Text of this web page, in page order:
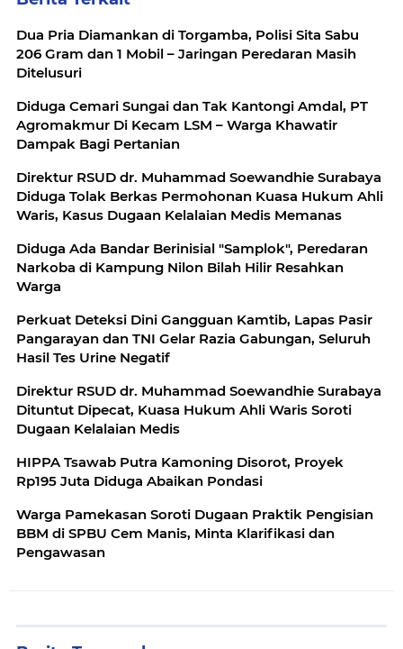
Dua Pria Diamankan di Torgamba, Polisi Sita Sabu
206 Gram dan 1 Mobil – Jaringan Peredaran Masih
Ditelusuri
Diduga Cemari Sungai dan Tak Kantongi Amdal, PT
Agromakmur Di Kecam LSM – Warga Khawatir
Dampak Bagi Pertanian
Direktur RSUD dr. Muhammad Soewandhie Surabaya
Diduga Tolak Berkas Permohonan Kuasa Hukum Ahli
Waris, Kasus Dugaan Kelalaian Medis Memanas
Diduga Ada Bandar Berinisial "Samplok", Peredaran
Narkoba di Kampung Nilon Bilah Hilir Resahkan
Warga
Perkuat Deteksi Dini Gangguan Kamtib, Lapas Pasir
Pangarayan dan TNI Gelar Razia Gabungan, Seluruh
Hasil Tes Urine Negatif
Direktur RSUD dr. Muhammad Soewandhie Surabaya
Dituntut Dipecat, Kuasa Hukum Ahli Waris Soroti
Dugaan Kelalaian Medis
HIPPA Tsawab Putra Kamoning Disorot, Proyek
Rp195 Juta Diduga Abaikan Pondasi
Warga Pamekasan Soroti Dugaan Praktik Pengisian
BBM di SPBU Cem Manis, Minta Klarifikasi dan
Pengawasan